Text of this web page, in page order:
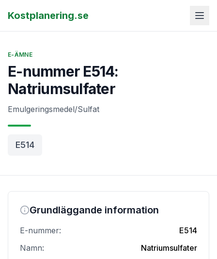
Kostplanering.se
E-ÄMNE
E-nummer E514:
Natriumsulfater
Emulgeringsmedel/Sulfat
E514
Grundläggande information
E-nummer:
E514
Namn:
Natriumsulfater